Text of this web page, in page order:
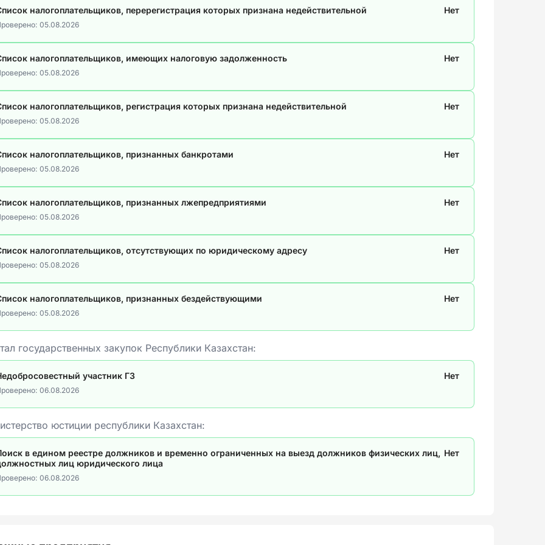
налогоплательщиков, перерегистрация которых признана недействительной Нет
05.08.2026
налогоплательщиков, имеющих налоговую задолженность Нет
05.08.2026
налогоплательщиков, регистрация которых признана недействительной Нет
05.08.2026
налогоплательщиков, признанных банкротами Нет
05.08.2026
налогоплательщиков, признанных лжепредприятиями Нет
05.08.2026
налогоплательщиков, отсутствующих по юридическому адресу Нет
05.08.2026
налогоплательщиков, признанных бездействующими Нет
05.08.2026
государственных закупок Республики Казахстан:
участник ГЗ Нет
06.08.2026
юстиции республики Казахстан:
в едином реестре должников и временно ограниченных на выезд должников физических лиц,
лиц юридического лица
Нет
06.08.2026